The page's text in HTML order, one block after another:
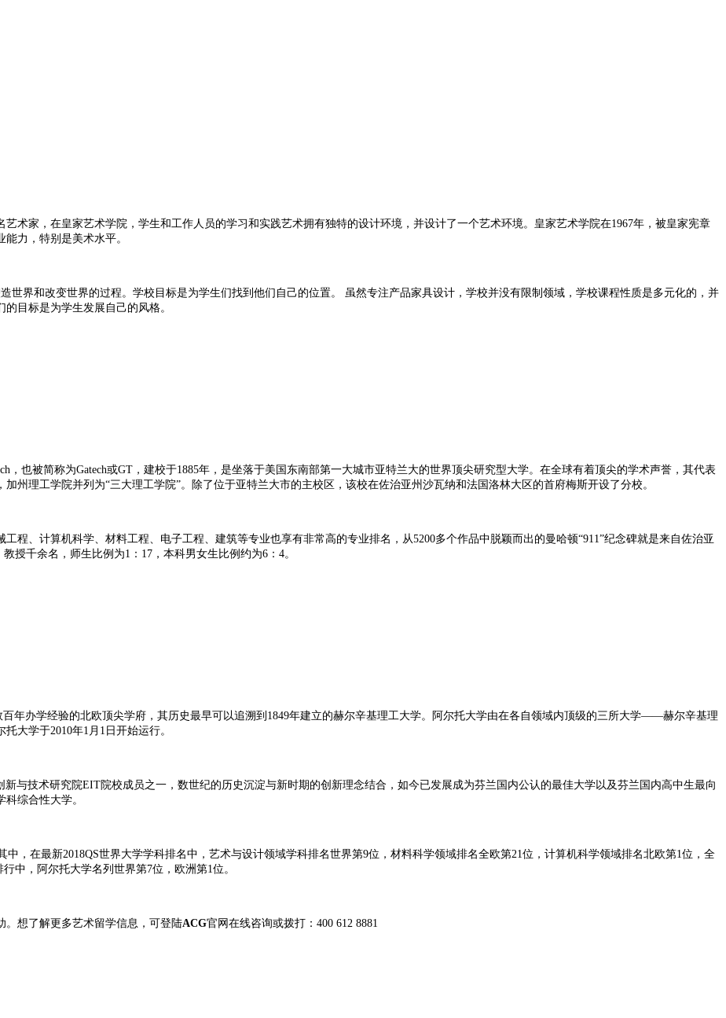
术家，在皇家艺术学院，学生和工作人员的学习和实践艺术拥有独特的设计环境，并设计了一个艺术环境。皇家艺术学院在1967年，被皇家宪章
力，特别是美术水平。
世界和改变世界的过程。学校目标是为学生们找到他们自己的位置。 虽然专注产品家具设计，学校并没有限制领域，学校课程性质是多元化的，并
目标是为学生发展自己的风格。
，也被简称为Gatech或GT，建校于1885年，是坐落于美国东南部第一大城市亚特兰大的世界顶尖研究型大学。在全球有着顶尖的学术声誉，其代表
州理工学院并列为“三大理工学院”。除了位于亚特兰大市的主校区，该校在佐治亚州沙瓦纳和法国洛林大区的首府梅斯开设了分校。
程、计算机科学、材料工程、电子工程、建筑等专业也享有非常高的专业排名，从5200多个作品中脱颖而出的曼哈顿“911”纪念碑就是来自佐治亚
授千余名，师生比例为1：17，本科男女生比例约为6：4。
年办学经验的北欧顶尖学府，其历史最早可以追溯到1849年建立的赫尔辛基理工大学。阿尔托大学由在各自领域内顶级的三所大学——赫尔辛基理
大学于2010年1月1日开始运行。
与技术研究院EIT院校成员之一，数世纪的历史沉淀与新时期的创新理念结合，如今已发展成为芬兰国内公认的最佳大学以及芬兰国内高中生最向
综合性大学。
中，在最新2018QS世界大学学科排名中，艺术与设计领域学科排名世界第9位，材料科学领域排名全欧第21位，计算机科学领域排名北欧第1位，全
中，阿尔托大学名列世界第7位，欧洲第1位。
。想了解更多艺术留学信息，可登陆ACG官网在线咨询或拨打：400 612 8881